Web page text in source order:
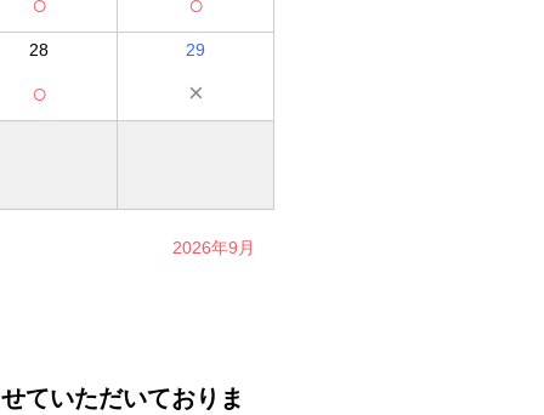
28
○
29
×
2026年9月
ていただいておりま